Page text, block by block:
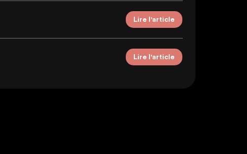
Lire l'article
Lire l'article